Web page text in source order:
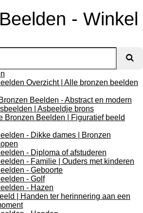
- Winkel
Overzicht | Alle bronzen beelden
Beelden - Abstract en modern
| Asbeeldje brons
Bronzen Beelden | Figuratief beeld
- Dikke dames | Bronzen
- Diploma of afstuderen
- Familie | Ouders met kinderen
- Geboorte
- Golf
- Hazen
| Handen ter herinnering aan een